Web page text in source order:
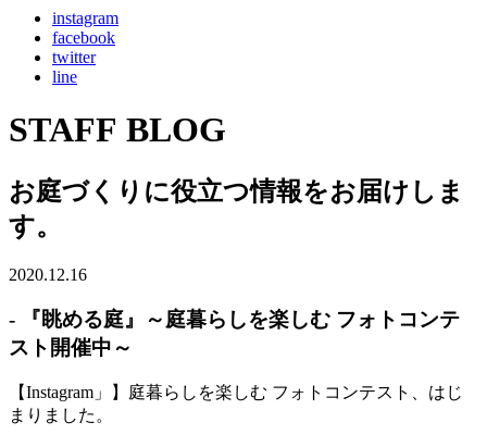
instagram
facebook
twitter
line
STAFF BLOG
お庭づくりに役立つ情報をお届けしま
す。
2020.12.16
- 『眺める庭』～庭暮らしを楽しむ フォトコンテ
スト開催中～
【Instagram」】庭暮らしを楽しむ フォトコンテスト、はじ
まりました。